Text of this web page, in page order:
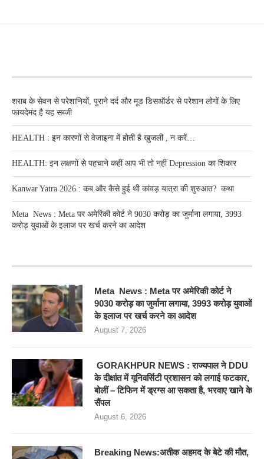
शराब के सेवन से परेशानियों, पुराने दर्द और मूड डिसऑर्डर से परेशान लोगों के लिए
फायदेमंद है यह सब्जी
HEALTH : इन कारणों से वेजाइना में होती है खुजली , न करें…
HEALTH: इन लक्षणों से पहचाने कहीं आप भी तो नहीं Depression का शिकार
Kanwar Yatra 2026 : कब और कैसे हुई थी कांवड़ यात्रा की शुरुआत? कथा
Meta News : Meta पर अमेरिकी कोर्ट ने 9030 करोड़ का जुर्माना लगाया, 3993
करोड़ युवाओं के इलाज पर खर्च करने का आदेश
Meta News : Meta पर अमेरिकी कोर्ट ने
9030 करोड़ का जुर्माना लगाया, 3993 करोड़ युवाओं
के इलाज पर खर्च करने का आदेश
August 7, 2026
GORAKHPUR NEWS : राज्यपाल ने DDU
के दीक्षांत में यूनिवर्सिटी प्रशासन को लगाई फटकार,
बोलीं – टिफिन में ड्रग्स आ सकता है, भरवाए खाने के
सैंपल
August 6, 2026
Breaking News:अतीक अहमद के बेटे की मौत,